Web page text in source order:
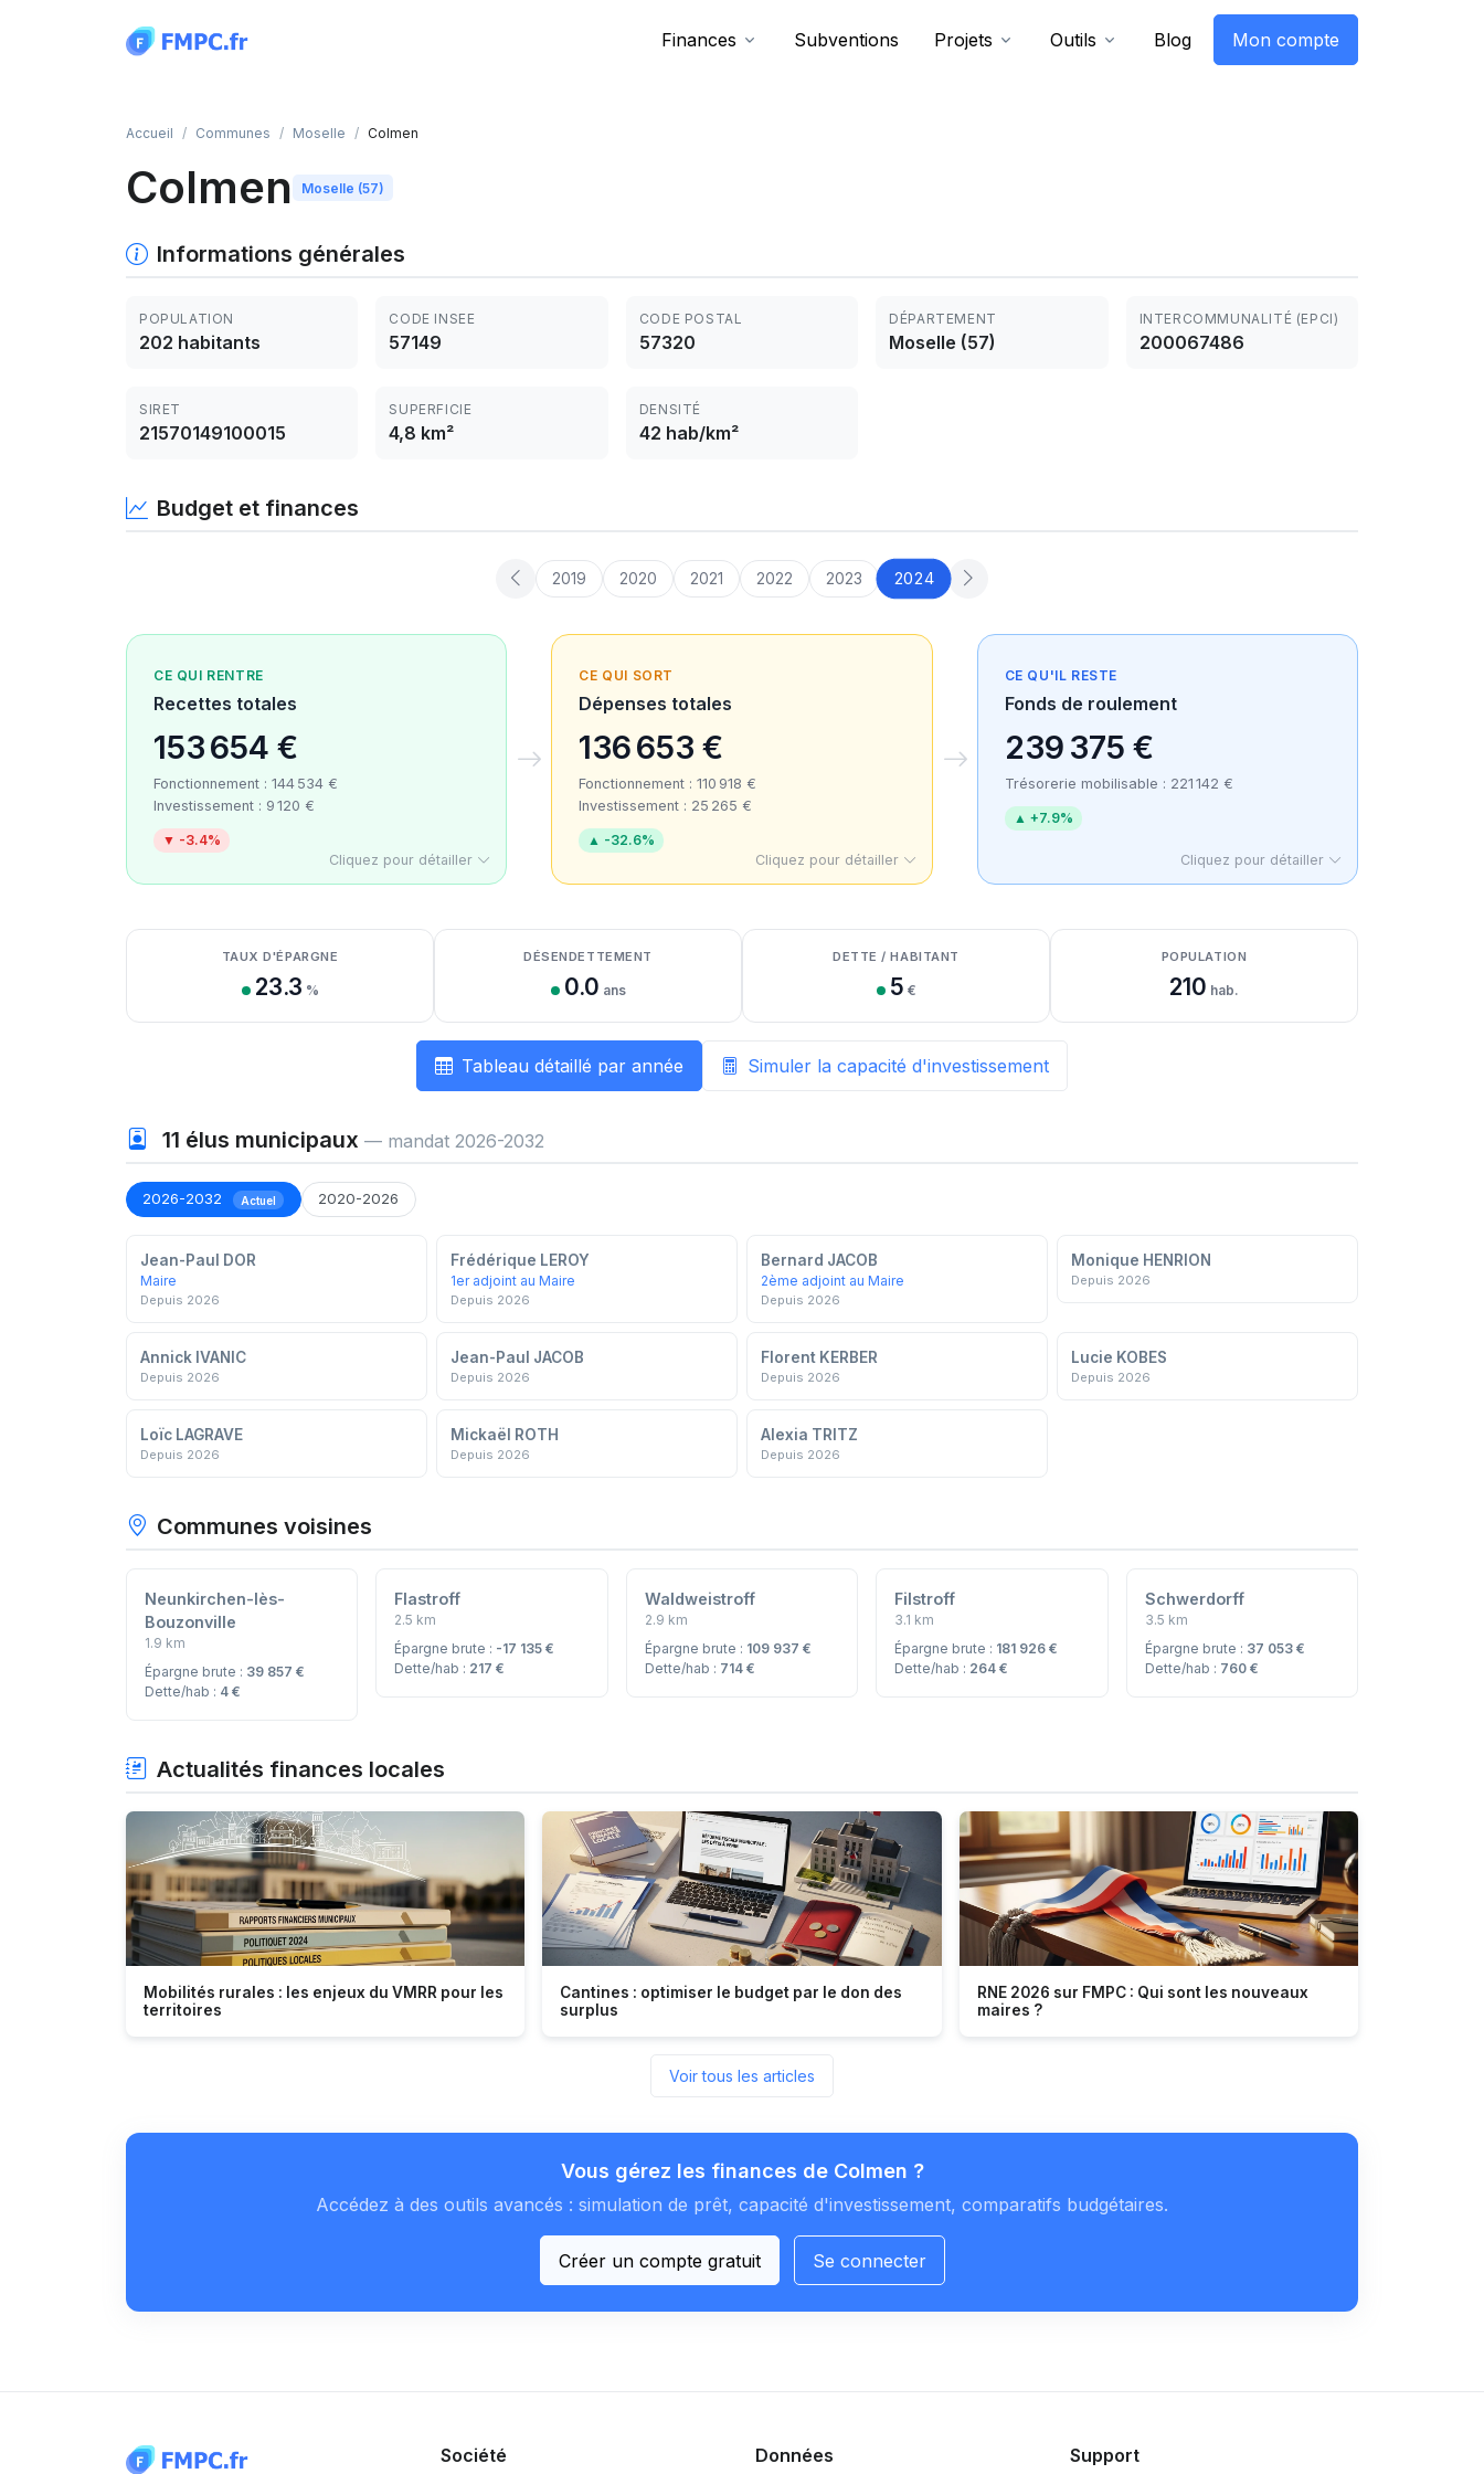
Finances Subventions Projets Outils Blog Mon compte
Accueil Communes Moselle Colmen
Colmen Moselle (57)
Informations générales
POPULATION
202 habitants
CODE INSEE
57149
CODE POSTAL
57320
DÉPARTEMENT
Moselle (57)
INTERCOMMUNALITÉ (EPCI)
200067486
SIRET
21570149100015
SUPERFICIE
4,8 km²
DENSITÉ
42 hab/km²
Budget et finances
2019 2020 2021 2022 2023 2024
CE QUI RENTRE
Recettes totales
153 654 €
Fonctionnement : 144 534 €
Investissement : 9 120 €
▼ -3.4%
Cliquez pour détailler
CE QUI SORT
Dépenses totales
136 653 €
Fonctionnement : 110 918 €
Investissement : 25 265 €
▲ -32.6%
Cliquez pour détailler
CE QU'IL RESTE
Fonds de roulement
239 375 €
Trésorerie mobilisable : 221 142 €
▲ +7.9%
Cliquez pour détailler
Détail des recettes
Détail des dépenses
Détail de la trésorerie
TAUX D'ÉPARGNE
23.3 %
DÉSENDETTEMENT
0.0 ans
DETTE / HABITANT
5 €
POPULATION
210 hab.
Tableau détaillé par année Simuler la capacité d'investissement
11 élus municipaux — mandat 2026-2032
2026-2032 Actuel 2020-2026
Jean-Paul DOR
Maire
Depuis 2026
Frédérique LEROY
1er adjoint au Maire
Depuis 2026
Bernard JACOB
2ème adjoint au Maire
Depuis 2026
Monique HENRION
Depuis 2026
Annick IVANIC
Depuis 2026
Jean-Paul JACOB
Depuis 2026
Florent KERBER
Depuis 2026
Lucie KOBES
Depuis 2026
Loïc LAGRAVE
Depuis 2026
Mickaël ROTH
Depuis 2026
Alexia TRITZ
Depuis 2026
Communes voisines
Neunkirchen-lès-
Bouzonville
1.9 km
Épargne brute : 39 857 €
Dette/hab : 4 €
Flastroff
2.5 km
Épargne brute : -17 135 €
Dette/hab : 217 €
Waldweistroff
2.9 km
Épargne brute : 109 937 €
Dette/hab : 714 €
Filstroff
3.1 km
Épargne brute : 181 926 €
Dette/hab : 264 €
Schwerdorff
3.5 km
Épargne brute : 37 053 €
Dette/hab : 760 €
Actualités finances locales
Mobilités rurales : les enjeux du VMRR pour les
territoires
Cantines : optimiser le budget par le don des
surplus
RNE 2026 sur FMPC : Qui sont les nouveaux
maires ?
Voir tous les articles
Vous gérez les finances de Colmen ?
Accédez à des outils avancés : simulation de prêt, capacité d'investissement, comparatifs budgétaires.
Créer un compte gratuit Se connecter
Société Données Support